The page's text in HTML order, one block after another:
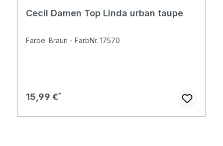
Cecil Damen Top Linda urban taupe
Farbe: Braun - FarbNr. 17570
Regulärer Preis:
15,99 €